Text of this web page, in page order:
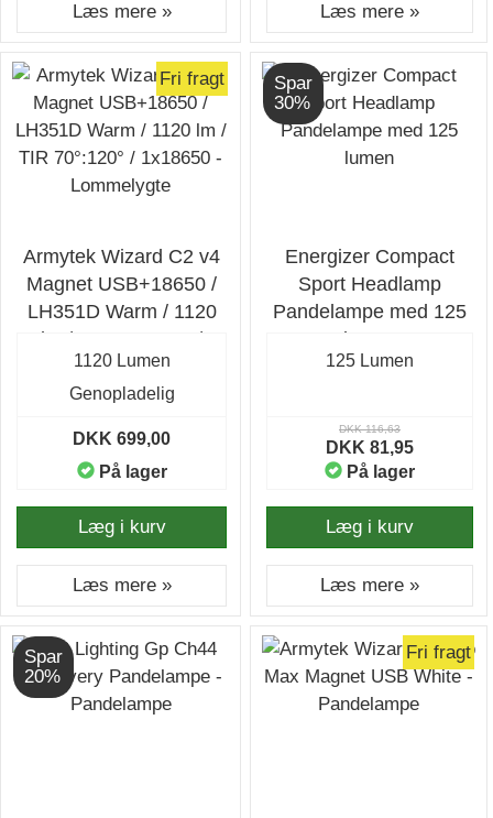
Læs mere » Læs mere »
Fri fragt
Armytek Wizard C2 v4
Magnet USB+18650 /
LH351D Warm / 1120
lm / TIR 70°:120° /
1x18650 - Lommelygte
1120 Lumen
Genopladelig
DKK 699,00
På lager
Læg i kurv
Læs mere »
Spar
30%
Energizer Compact
Sport Headlamp
Pandelampe med 125
lumen
125 Lumen
DKK 116,63
DKK 81,95
På lager
Læg i kurv
Læs mere »
Spar
20%
Fri fragt